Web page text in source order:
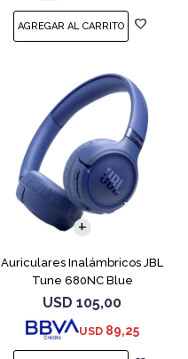
Auriculares Inalámbricos JBL
Tune 680NC Blue
USD 105,00
USD 89,25